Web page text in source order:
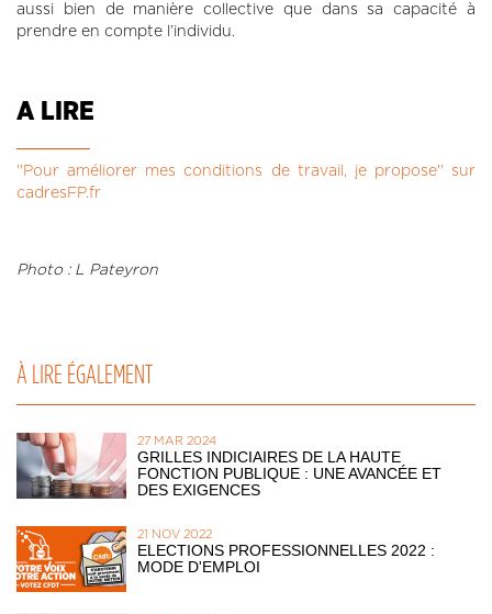
aussi bien de manière collective que dans sa capacité à
prendre en compte l’individu.
A LIRE
''Pour améliorer mes conditions de travail, je propose'' sur
cadresFP.fr
Photo : L Pateyron
À LIRE ÉGALEMENT
27 MAR 2024
GRILLES INDICIAIRES DE LA HAUTE
FONCTION PUBLIQUE : UNE AVANCÉE ET
DES EXIGENCES
21 NOV 2022
ELECTIONS PROFESSIONNELLES 2022 :
MODE D'EMPLOI